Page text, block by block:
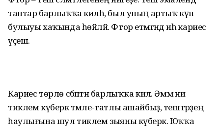
таптар барлыҡҡа килһә, был уның артыҡ күп
булыуы хаҡында һөйләй. Фтор етмәгәндә иһә кариес
үҫешә.
Кариес төрлө сәбәптән барлыҡҡа килә. Әммә ни
тиклем күберәк тәмле-татлы ашайбыҙ, тештәрҙең
һаулығына шул тиклем зыяны күберәк. Юҡҡа